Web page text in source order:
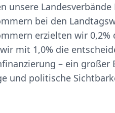
unsere
bei den
erzielten wir
mit 1,0% die
– ein großer
und politische